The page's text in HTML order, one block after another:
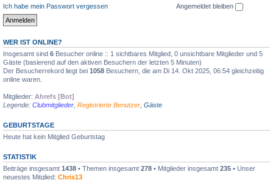
Ich habe mein Passwort vergessen
Angemeldet bleiben
WER IST ONLINE?
Insgesamt sind 6 Besucher online :: 1 sichtbares Mitglied, 0 unsichtbare Mitglieder und 5
Gäste (basierend auf den aktiven Besuchern der letzten 5 Minuten)
Der Besucherrekord liegt bei 1058 Besuchern, die am Di 14. Okt 2025, 06:54 gleichzeitig
online waren.
Mitglieder: Ahrefs [Bot]
Legende: Clubmitglieder Registrierte Benutzer Gäste
GEBURTSTAGE
Heute hat kein Mitglied Geburtstag
STATISTIK
Beiträge insgesamt 1438 • Themen insgesamt 278 • Mitglieder insgesamt 235 • Unser
neuestes Mitglied: Chris13